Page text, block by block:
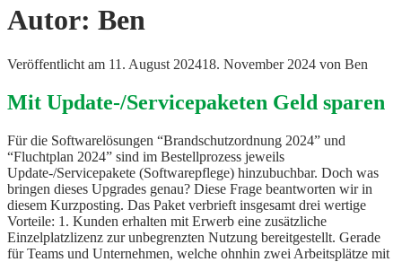
Autor: Ben
Veröffentlicht am 11. August 202418. November 2024 von Ben
Mit Update-/Servicepaketen Geld sparen
Für die Softwarelösungen “Brandschutzordnung 2024” und
“Fluchtplan 2024” sind im Bestellprozess jeweils
Update-/Servicepakete (Softwarepflege) hinzubuchbar. Doch was
bringen dieses Upgrades genau? Diese Frage beantworten wir in
diesem Kurzposting. Das Paket verbrieft insgesamt drei wertige
Vorteile: 1. Kunden erhalten mit Erwerb eine zusätzliche
Einzelplatzlizenz zur unbegrenzten Nutzung bereitgestellt. Gerade
für Teams und Unternehmen, welche ohnhin zwei Arbeitsplätze mit